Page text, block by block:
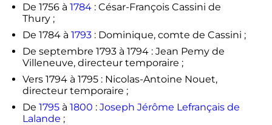
De 1756 à 1784: César-François Cassini de
Thury ;
De 1784 à 1793: Dominique, comte de Cassini ;
De septembre 1793à 1794 : Jean Pemy de
Villeneuve, directeur temporaire ;
Vers 1794 à 1795 : Nicolas-Antoine Nouet,
directeur temporaire ;
De 1795à 1800 : Joseph Jérôme Lefrançais de
Lalande ;